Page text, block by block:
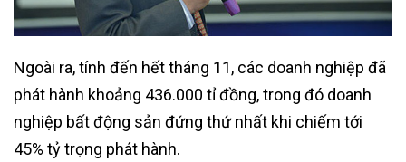
Ngoài ra, tính đến hết tháng 11, các doanh nghiệp đã
phát hành khoảng 436.000 tỉ đồng, trong đó doanh
nghiệp bất động sản đứng thứ nhất khi chiếm tới
45% tỷ trọng phát hành.